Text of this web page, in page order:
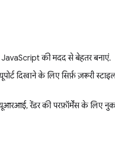
की मदद से बेहतर बनाएं.
दिखाने के लिए सिर्फ़ ज़रूरी
रेंडर की परफ़ॉर्मेंस के लिए